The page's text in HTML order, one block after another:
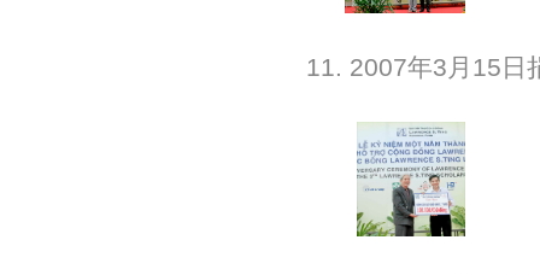
11. 2007年3月15日